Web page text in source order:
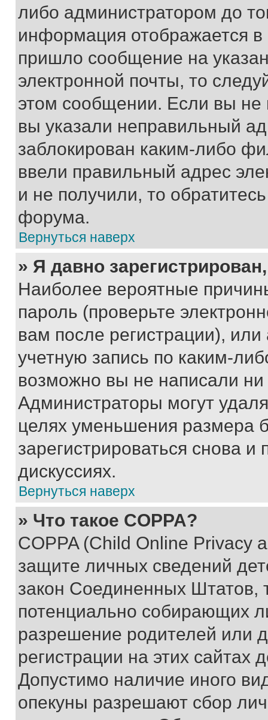
либо администратором до
информация отображается
пришло сообщение на
электронной почты, то
этом сообщении. Если вы
вы указали неправильный
заблокирован каким-либо
ввели правильный адрес
и не получили, то
форума.
Вернуться наверх
» Я давно
Наиболее вероятные
пароль (проверьте
вам после регистрации),
учетную запись по каким-
возможно вы не написали
Администраторы могут
целях уменьшения размера
зарегистрироваться снова и
дискуссиях.
Вернуться наверх
» Что такое COPPA?
COPPA (Child Online Privacy
защите личных сведений
закон Соединенных Штатов,
потенциально собирающих
разрешение родителей или
регистрации на этих сайтах
Допустимо наличие иного
опекуны разрешают сбор